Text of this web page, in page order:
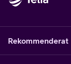
Rekommenderat